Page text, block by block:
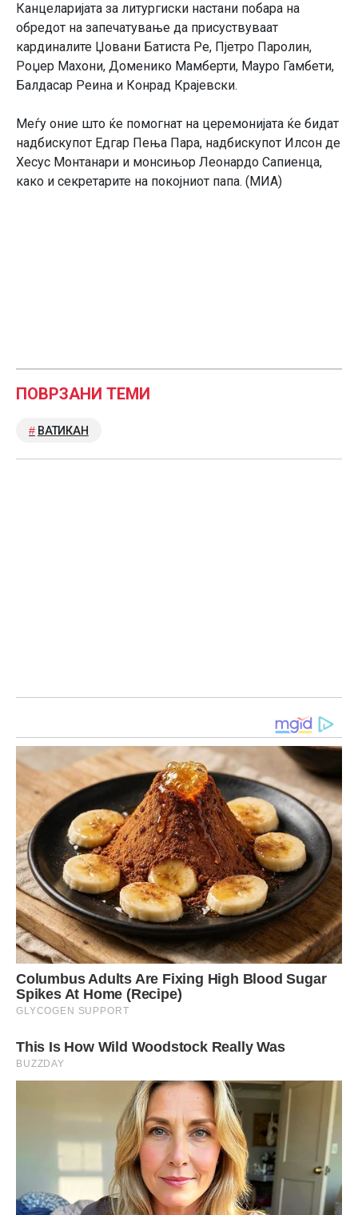
Канцеларијата за литургиски настани побара на
обредот на запечатување да присуствуваат
кардиналите Џовани Батиста Ре, Пјетро Паролин,
Роџер Махони, Доменико Мамберти, Мауро Гамбети,
Балдасар Реина и Конрад Крајевски.
Меѓу оние што ќе помогнат на церемонијата ќе бидат
надбискупот Едгар Пења Пара, надбискупот Илсон де
Хесус Монтанари и монсињор Леонардо Сапиенца,
како и секретарите на покојниот папа. (МИА)
ПОВРЗАНИ ТЕМИ
ВАТИКАН